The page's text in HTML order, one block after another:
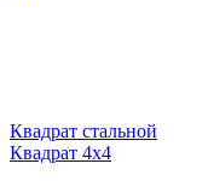
Квадрат стальной
Квадрат 4х4